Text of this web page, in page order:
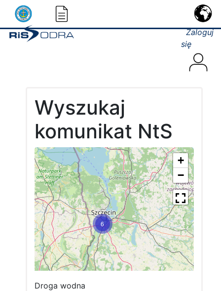
Zaloguj
się
Wyszukaj
komunikat NtS
6
6
+
−
Droga wodna